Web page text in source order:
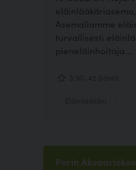
eläinlääkäriasema,
Asemallamme
turvallisesti
pieneläinhoitaja...
Porin